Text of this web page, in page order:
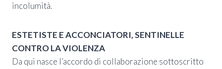
incolumità.
ESTETISTE E ACCONCIATORI, SENTINELLE
CONTRO LA VIOLENZA
Da qui nasce l’accordo di collaborazione sottoscritto